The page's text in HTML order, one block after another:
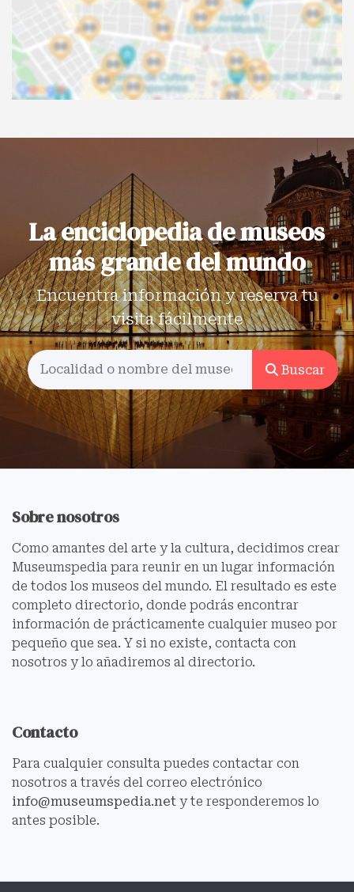
La enciclopedia de museos
más grande del mundo
Encuentra información y reserva tu
visita fácilmente
Buscar
Sobre nosotros
Como amantes del arte y la cultura, decidimos crear
Museumspedia para reunir en un lugar información
de todos los museos del mundo. El resultado es este
completo directorio, donde podrás encontrar
información de prácticamente cualquier museo por
pequeño que sea. Y si no existe, contacta con
nosotros y lo añadiremos al directorio.
Contacto
Para cualquier consulta puedes contactar con
nosotros a través del correo electrónico
info@museumspedia.net y te responderemos lo
antes posible.